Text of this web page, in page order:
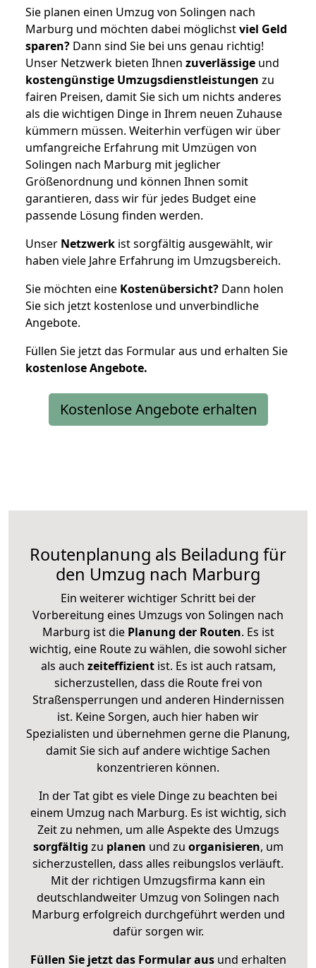
Sie planen einen Umzug von Solingen nach
Marburg und möchten dabei möglichstviel Geld
sparen? Dann sind Sie bei uns genau richtig!
Unser Netzwerk bieten Ihnen zuverlässige und
kostengünstige Umzugsdienstleistungen zu
fairen Preisen, damit Sie sich um nichts anderes
als die wichtigen Dinge in Ihrem neuen Zuhause
kümmern müssen. Weiterhin verfügen wir über
umfangreiche Erfahrung mit Umzügen von
Solingen nach Marburg mit jeglicher
Größenordnung und können Ihnen somit
garantieren, dass wir für jedes Budget eine
passende Lösung finden werden.
Unser Netzwerk ist sorgfältig ausgewählt, wir
haben viele Jahre Erfahrung im Umzugsbereich.
Sie möchten eine Kostenübersicht? Dann holen
Sie sich jetzt kostenlose und unverbindliche
Angebote.
Füllen Sie jetzt das Formular aus und erhalten Sie
kostenloseAngebote.
Kostenlose Angebote erhalten
Routenplanung als Beiladung für
den Umzug nach Marburg
Ein weiterer wichtiger Schritt bei der
Vorbereitung eines Umzugs von Solingen nach
Marburg ist diePlanung der Routen. Es ist
wichtig, eine Route zu wählen, die sowohl sicher
als auch zeiteffizientist. Es ist auch ratsam,
sicherzustellen, dass die Route frei von
Straßensperrungen und anderen Hindernissen
ist. Keine Sorgen, auch hier haben wir
Spezialisten und übernehmen gerne die Planung,
damit Sie sich auf andere wichtige Sachen
konzentrieren können.
In der Tat gibt es viele Dinge zu beachten bei
einem Umzug nach Marburg. Es ist wichtig, sich
Zeit zu nehmen, um alle Aspekte des Umzugs
sorgfältig zu planen und zu organisieren, um
sicherzustellen, dass alles reibungslos verläuft.
Mit der richtigen Umzugsfirma kann ein
deutschlandweiter Umzug von Solingen nach
Marburg erfolgreich durchgeführt werden und
dafür sorgen wir.
Füllen Sie jetzt das Formular ausund erhalten